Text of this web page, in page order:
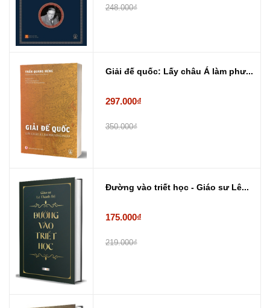
248.000₫
Giải đế quốc: Lấy châu Á làm phư...
297.000₫
350.000₫
Đường vào triết học - Giáo sư Lê...
175.000₫
219.000₫